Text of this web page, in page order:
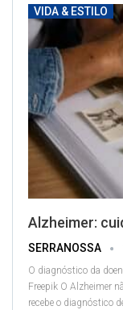
VIDA & ESTILO
Alzheimer:
SERRANOSSA
O diagnóstico da
Freepik O Alzheimer
recebe o diagnóstico